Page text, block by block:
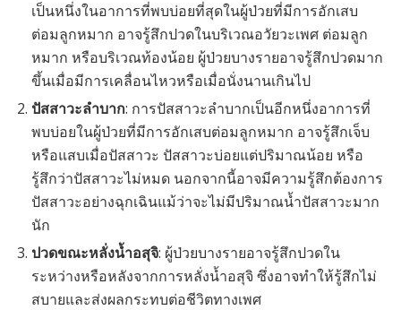
เป็นหนึ่งในอาการที่พบบ่อยที่สุดในผู้ป่วยที่มีการอักเสบ
ต่อมลูกหมาก อาจรู้สึกปวดในบริเวณอวัยวะเพศ ต่อมลูก
หมาก หรือบริเวณท้องน้อย ผู้ป่วยบางรายอาจรู้สึกปวดมาก
ขึ้นเมื่อมีการเคลื่อนไหวหรือเมื่อนั่งนานเกินไป
ปัสสาวะลำบาก: การปัสสาวะลำบากเป็นอีกหนึ่งอาการที่
พบบ่อยในผู้ป่วยที่มีการอักเสบต่อมลูกหมาก อาจรู้สึกเจ็บ
หรือแสบเมื่อปัสสาวะ ปัสสาวะบ่อยแต่ปริมาณน้อย หรือ
รู้สึกว่าปัสสาวะไม่หมด นอกจากนี้อาจมีความรู้สึกต้องการ
ปัสสาวะอย่างฉุกเฉินแม้ว่าจะไม่มีปริมาณน้ำปัสสาวะมาก
นัก
ปวดขณะหลั่งน้ำอสุจิ: ผู้ป่วยบางรายอาจรู้สึกปวดใน
ระหว่างหรือหลังจากการหลั่งน้ำอสุจิ ซึ่งอาจทำให้รู้สึกไม่
สบายและส่งผลกระทบต่อชีวิตทางเพศ